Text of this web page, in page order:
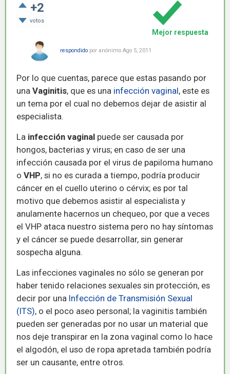
+2
votos
respondido por anónimo Ago 5, 2011
Mejor respuesta
Por lo que cuentas, parece que estas pasando por
una Vaginitis, que es una infección vaginal, este es
un tema por el cual no debemos dejar de asistir al
especialista.
La infección vaginal puede ser causada por
hongos, bacterias y virus; en caso de ser una
infección causada por el virus de papiloma humano
o VHP, si no es curada a tiempo, podría producir
cáncer en el cuello uterino o cérvix; es por tal
motivo que debemos asistir al especialista y
anulamente hacernos un chequeo, por que a veces
el VHP ataca nuestro sistema pero no hay síntomas
y el cáncer se puede desarrollar, sin generar
sospecha alguna.
Las infecciones vaginales no sólo se generan por
haber tenido relaciones sexuales sin protección, es
decir por una Infección de Transmisión Sexual
(ITS), o el poco aseo personal; la vaginitis también
pueden ser generadas por no usar un material que
nos deje transpirar en la zona vaginal como lo hace
el algodón, el uso de ropa apretada también podría
ser un causante, entre otros.